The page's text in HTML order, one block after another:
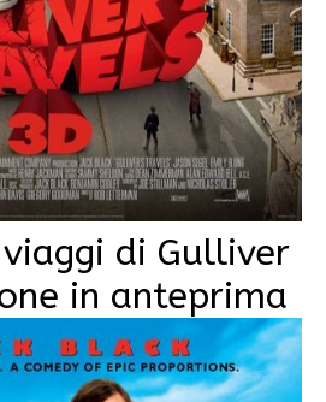
di Gulliver
in anteprima